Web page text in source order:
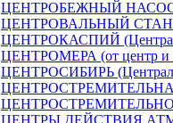
ЦЕНТРОБЕЖНЫЙ
ЦЕНТРОВАЛЬНЫЙ
ЦЕНТРОКАСПИЙ
ЦЕНТРОМЕРА (от центр и
ЦЕНТРОСИБИРЬ
ЦЕНТРЫ ДЕЙСТВИЯ